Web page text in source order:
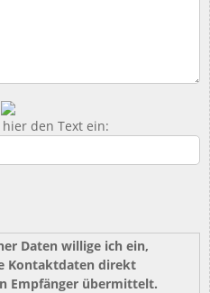
den Text ein:
Daten willige ich ein,
Kontaktdaten direkt
Empfänger übermittelt.